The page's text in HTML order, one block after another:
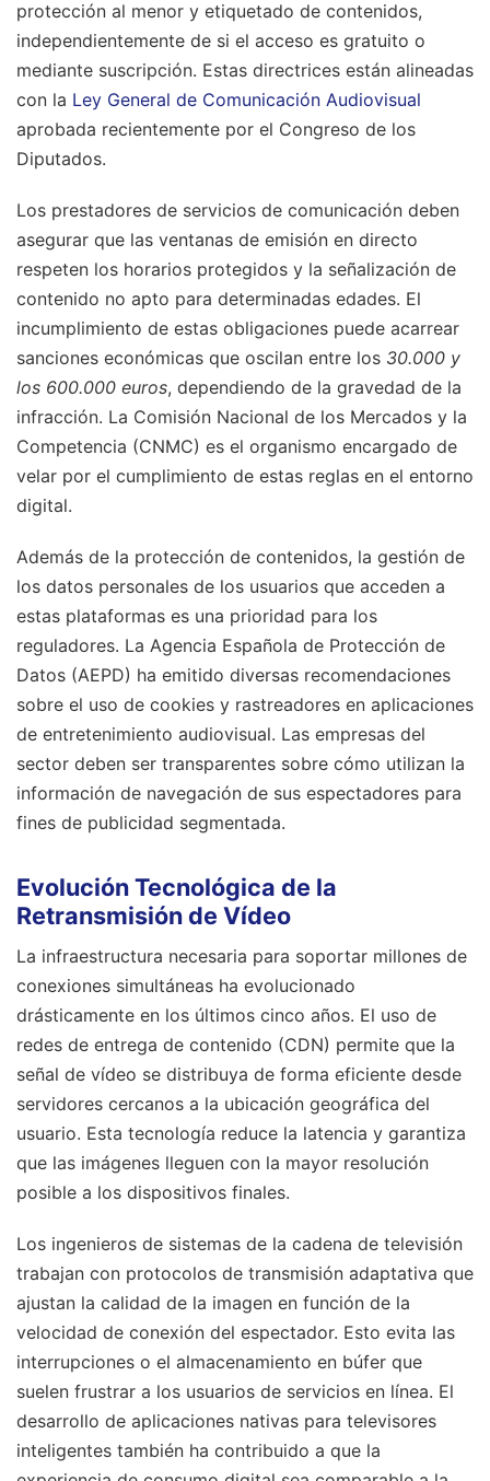
protección al menor y etiquetado de contenidos,
independientemente de si el acceso es gratuito o
mediante suscripción. Estas directrices están alineadas
con la Ley General de Comunicación Audiovisual
aprobada recientemente por el Congreso de los
Diputados.
Los prestadores de servicios de comunicación deben
asegurar que las ventanas de emisión en directo
respeten los horarios protegidos y la señalización de
contenido no apto para determinadas edades. El
incumplimiento de estas obligaciones puede acarrear
sanciones económicas que oscilan entre los 30.000 y
los 600.000 euros, dependiendo de la gravedad de la
infracción. La Comisión Nacional de los Mercados y la
Competencia (CNMC) es el organismo encargado de
velar por el cumplimiento de estas reglas en el entorno
digital.
Además de la protección de contenidos, la gestión de
los datos personales de los usuarios que acceden a
estas plataformas es una prioridad para los
reguladores. La Agencia Española de Protección de
Datos (AEPD) ha emitido diversas recomendaciones
sobre el uso de cookies y rastreadores en aplicaciones
de entretenimiento audiovisual. Las empresas del
sector deben ser transparentes sobre cómo utilizan la
información de navegación de sus espectadores para
fines de publicidad segmentada.
Evolución Tecnológica de la
Retransmisión de Vídeo
La infraestructura necesaria para soportar millones de
conexiones simultáneas ha evolucionado
drásticamente en los últimos cinco años. El uso de
redes de entrega de contenido (CDN) permite que la
señal de vídeo se distribuya de forma eficiente desde
servidores cercanos a la ubicación geográfica del
usuario. Esta tecnología reduce la latencia y garantiza
que las imágenes lleguen con la mayor resolución
posible a los dispositivos finales.
Los ingenieros de sistemas de la cadena de televisión
trabajan con protocolos de transmisión adaptativa que
ajustan la calidad de la imagen en función de la
velocidad de conexión del espectador. Esto evita las
interrupciones o el almacenamiento en búfer que
suelen frustrar a los usuarios de servicios en línea. El
desarrollo de aplicaciones nativas para televisores
inteligentes también ha contribuido a que la